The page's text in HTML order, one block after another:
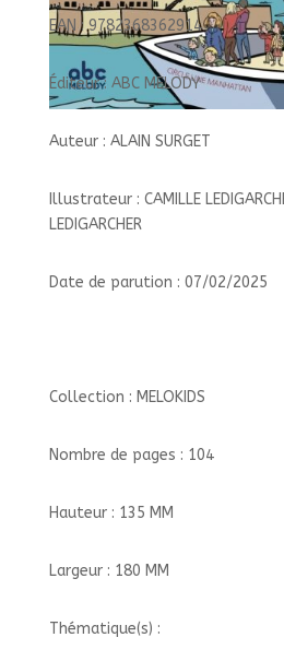
EAN : 9782368362914
Éditeur : ABC MELODY
Auteur : ALAIN SURGET
Illustrateur : CAMILLE
LEDIGARCHER
Date de parution : 07/02/2025
Collection : MELOKIDS
Nombre de pages : 104
Hauteur : 135 MM
Largeur : 180 MM
Thématique(s) :